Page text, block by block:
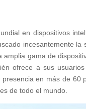
en dispositivos
incesantemente
amplia gama de
ofrece a sus
presencia en más de
de todo el mundo.